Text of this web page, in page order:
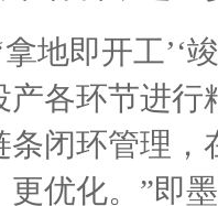
即开工’‘
各环节进
条闭环管理
优化。”即